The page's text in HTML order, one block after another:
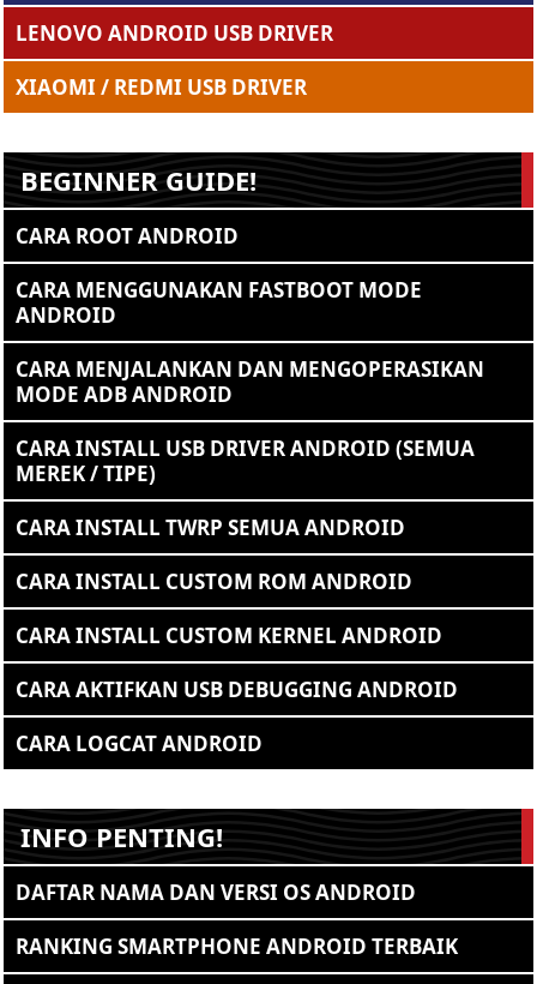
LENOVO ANDROID USB DRIVER
XIAOMI / REDMI USB DRIVER
BEGINNER GUIDE!
CARA ROOT ANDROID
CARA MENGGUNAKAN FASTBOOT MODE
ANDROID
CARA MENJALANKAN DAN MENGOPERASIKAN
MODE ADB ANDROID
CARA INSTALL USB DRIVER ANDROID (SEMUA
MEREK / TIPE)
CARA INSTALL TWRP SEMUA ANDROID
CARA INSTALL CUSTOM ROM ANDROID
CARA INSTALL CUSTOM KERNEL ANDROID
CARA AKTIFKAN USB DEBUGGING ANDROID
CARA LOGCAT ANDROID
INFO PENTING!
DAFTAR NAMA DAN VERSI OS ANDROID
RANKING SMARTPHONE ANDROID TERBAIK